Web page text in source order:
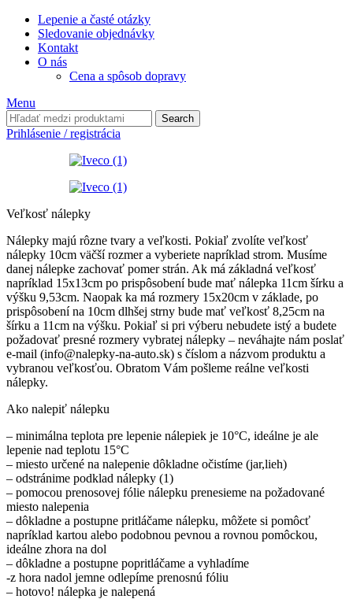
Lepenie a časté otázky
Sledovanie objednávky
Kontakt
O nás
Cena a spôsob dopravy
Menu
Search
Prihlásenie / registrácia
Veľkosť nálepky
Nálepky majú rôzne tvary a veľkosti. Pokiaľ zvolíte veľkosť
nálepky 10cm väčší rozmer a vyberiete napríklad strom. Musíme
danej nálepke zachovať pomer strán. Ak má základná veľkosť
napríklad 15x13cm po prispôsobení bude mať nálepka 11cm šírku a
výšku 9,53cm. Naopak ka má rozmery 15x20cm v základe, po
prispôsobení na 10cm dlhšej strny bude mať veľkosť 8,25cm na
šírku a 11cm na výšku. Pokiaľ si pri výberu nebudete istý a budete
požadovať presné rozmery vybratej nálepky – neváhajte nám poslať
e-mail (info@nalepky-na-auto.sk) s číslom a názvom produktu a
vybranou veľkosťou. Obratom Vám pošleme reálne veľkosti
nálepky.
Ako nalepiť nálepku
– minimálna teplota pre lepenie nálepiek je 10°C, ideálne je ale
lepenie nad teplotu 15°C
– miesto určené na nalepenie dôkladne očistíme (jar,lieh)
– odstránime podklad nálepky (1)
– pomocou prenosovej fólie nálepku prenesieme na požadované
miesto nalepenia
– dôkladne a postupne pritláčame nálepku, môžete si pomôcť
napríklad kartou alebo podobnou pevnou a rovnou pomôckou,
ideálne zhora na dol
– dôkladne a postupne popritláčame a vyhladíme
-z hora nadol jemne odlepíme prenosnú fóliu
– hotovo! nálepka je nalepená